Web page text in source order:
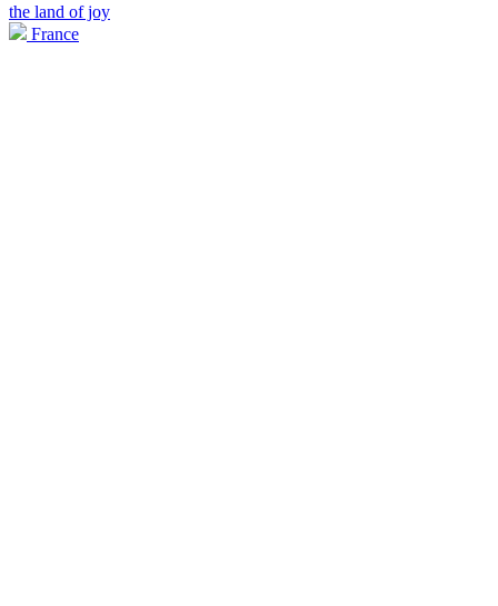
the land of joy
France